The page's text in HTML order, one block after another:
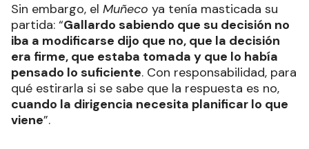
Sin embargo, el Muñeco ya tenía masticada su
partida: “Gallardo sabiendo que su decisión no
iba a modificarse dijo que no, que la decisión
era firme, que estaba tomada y que lo había
pensado lo suficiente. Con responsabilidad, para
qué estirarla si se sabe que la respuesta es no,
cuando la dirigencia necesita planificar lo que
viene”.